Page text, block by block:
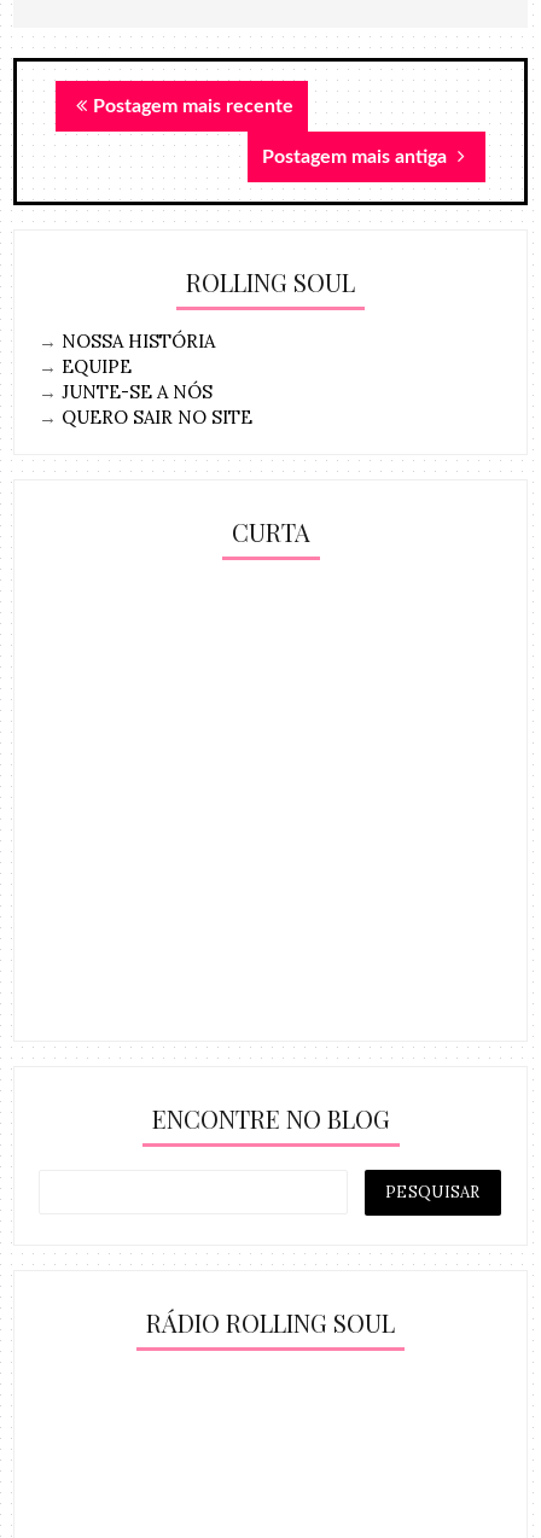
Postagem mais recente
Postagem mais antiga
ROLLING SOUL
→ NOSSA HISTÓRIA
→ EQUIPE
→JUNTE-SE A NÓS
→ QUERO SAIR NO SITE
CURTA
ENCONTRE NO BLOG
RÁDIO ROLLING SOUL